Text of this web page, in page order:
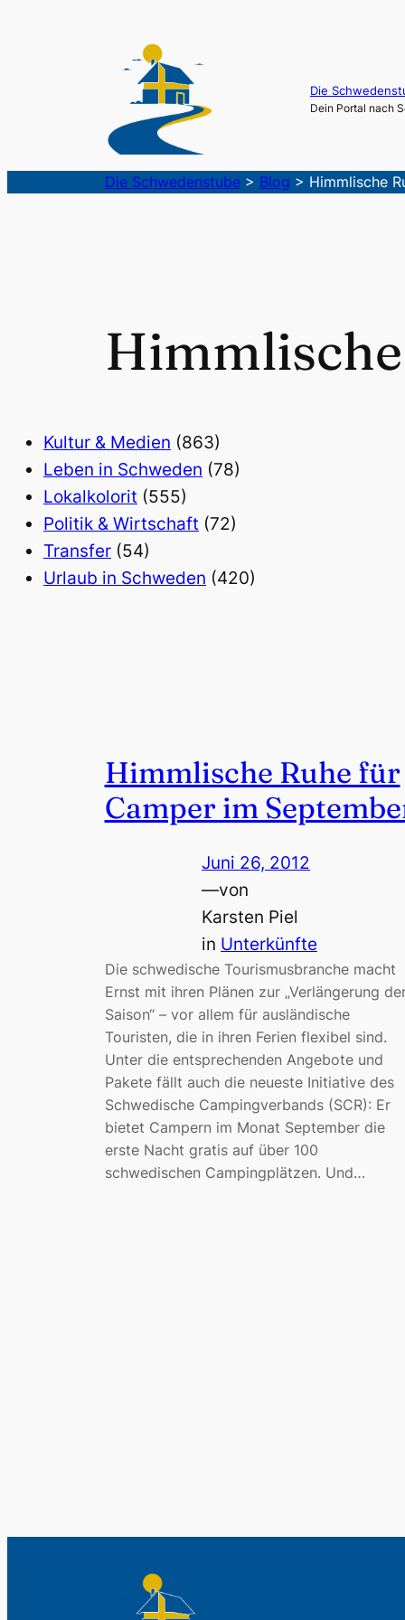
Die
Dein Portal nach
Die Schwedenstube> Blog > Himmlische
Kultur & Medien (863)
Leben in Schweden (78)
Lokalkolorit (555)
Politik & Wirtschaft (72)
Transfer (54)
Urlaub in Schweden (420)
Himmlische Ruhe für
Camper im
Juni 26, 2012
—von
Karsten Piel
in Unterkünfte
Die schwedische Tourismusbranche macht
Ernst mit ihren Plänen zur „Verlängerung
Saison“ – vor allem für ausländische
Touristen, die in ihren Ferien flexibel sind.
Unter die entsprechenden Angebote und
Pakete fällt auch die neueste Initiative des
Schwedische Campingverbands (SCR): Er
bietet Campern im Monat September die
erste Nacht gratis auf über 100
schwedischen Campingplätzen. Und…